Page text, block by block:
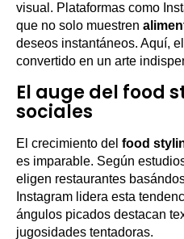
visual. Plataformas como
que no solo muestren
deseos instantáneos. Aquí, el
convertido en un arte
El auge del food
sociales
El crecimiento del food
es imparable. Según
eligen restaurantes
Instagram lidera esta
ángulos picados destacan
jugosidades tentadoras.